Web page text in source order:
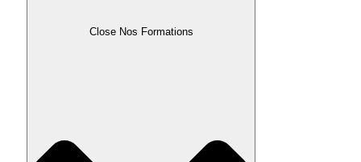
Close Nos Formations